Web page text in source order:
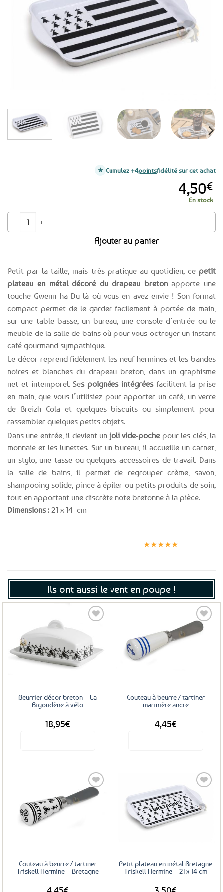
favoris
Petit par la taille, mais très pratique au quotidien, ce petit
plateau en métal décoré du drapeau bretonapporte une
touche Gwenn ha Du là où vous en avez envie ! Son format
compact permet de le garder facilement à portée de main,
sur une table basse, un bureau, une console d’entrée ou le
meuble de la salle de bains où pour vous octroyer un instant
café gourmand sympathique.
Le décor reprend fidèlement les neuf hermines et les bandes
noires et blanches du drapeau breton, dans un graphisme
net et intemporel. Ses poignées intégréesfacilitent la prise
en main, que vous l’utilisiez pour apporter un café, un verre
de Breizh Cola et quelques biscuits ou simplement pour
rassembler quelques petits objets.
Dans une entrée, il devient un joli vide-poche pour les clés, la
monnaie et les lunettes. Sur un bureau, il accueille un carnet,
un stylo, une tasse ou quelques accessoires de travail. Dans
la salle de bains, il permet de regrouper crème, savon,
shampooing solide, pince à épiler ou petits produits de soin,
tout en apportant une discrète note bretonne à la pièce.
Dimensions : 21 x 14 cm
4,50€
En stock
quantité de Petit plateau en métal drapeau breton - 21 x 14 cm
Ajouter au panier
Cumulez +4pointsfidélité sur cet achat
★★★★★
Ils ont aussi le vent en poupe !
Ajouter
aux
favoris
Beurrier décor breton – La
Bigoudène à vélo
18,95€
Couteau à beurre / tartiner
marinière ancre
4,45€
Couteau à beurre / tartiner
Triskell Hermine – Bretagne
Ajouter
aux
Petit plateau en métal Bretagne
Triskell Hermine – 21 x 14 cm